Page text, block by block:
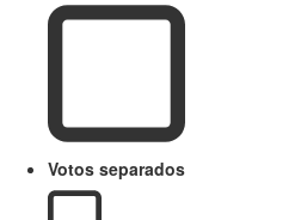
Votos separados